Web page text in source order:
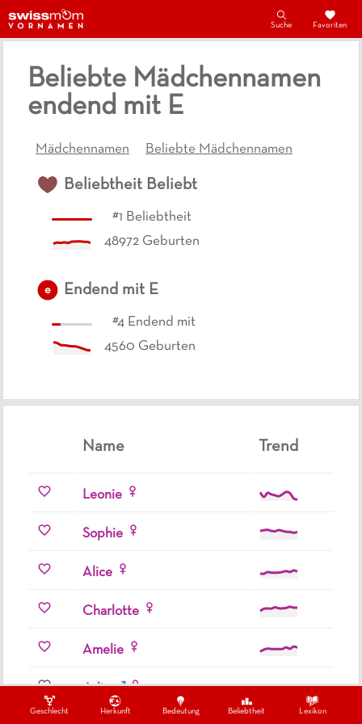
Geschlecht Herkunft Bedeutung Beliebtheit Lexikon
Suche Favoriten
Beliebte Mädchennamen
endend mit E
Mädchennamen Beliebte Mädchennamen
Beliebtheit Beliebt
#1 Beliebtheit
48972 Geburten
e Endend mit E
#4 Endend mit
4560 Geburten
Name Trend
Leonie
Sophie
Alice
Charlotte
Amelie
Julie